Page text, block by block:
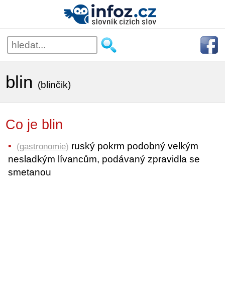
blin (blinčik)
Co je blin
(gastronomie) ruský pokrm podobný velkým
nesladkým lívancům, podávaný zpravidla se
smetanou